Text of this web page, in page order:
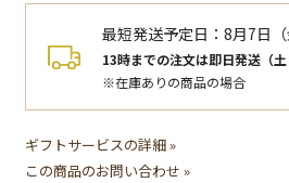
最短発送予定日：8月7日（
13時までの注文は即日発送（土
※在庫ありの商品の場合
ギフトサービスの詳細 »
この商品のお問い合わせ »